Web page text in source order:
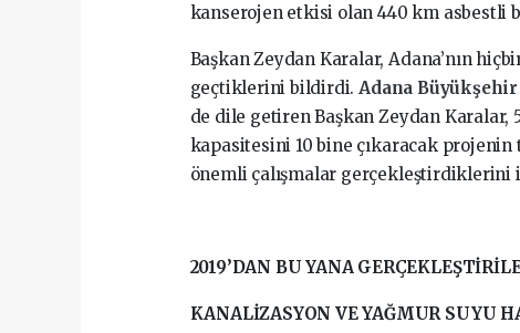
kanserojen etkisi olan 440 km asbestli
Başkan Zeydan Karalar, Adana’nın
geçtiklerini bildirdi.Adana
de dile getiren Başkan Zeydan Karalar,
kapasitesini 10 bine çıkaracak
önemli çalışmalar gerçekleştirdiklerini
2019’DAN BU YANA
KANALİZASYON VE YAĞMUR SUYU